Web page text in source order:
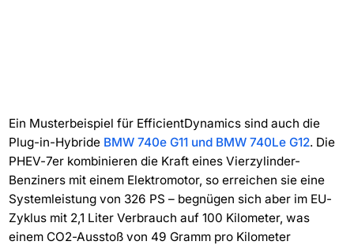
Ein Musterbeispiel für EfficientDynamics sind auch die
Plug-in-Hybride BMW 740e G11 und BMW 740Le G12. Die
PHEV-7er kombinieren die Kraft eines Vierzylinder-
Benziners mit einem Elektromotor, so erreichen sie eine
Systemleistung von 326 PS – begnügen sich aber im EU-
Zyklus mit 2,1 Liter Verbrauch auf 100 Kilometer, was
einem CO2-Ausstoß von 49 Gramm pro Kilometer